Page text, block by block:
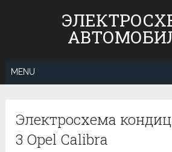
MENU
Электросхема
3 Opel Calibra